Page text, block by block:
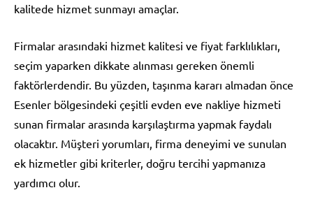
kalitede hizmet sunmayı amaçlar.
Firmalar arasındaki hizmet kalitesi ve fiyat farklılıkları,
seçim yaparken dikkate alınması gereken önemli
faktörlerdendir. Bu yüzden, taşınma kararı almadan önce
Esenler bölgesindeki çeşitli evden eve nakliye hizmeti
sunan firmalar arasında karşılaştırma yapmak faydalı
olacaktır. Müşteri yorumları, firma deneyimi ve sunulan
ek hizmetler gibi kriterler, doğru tercihi yapmanıza
yardımcı olur.